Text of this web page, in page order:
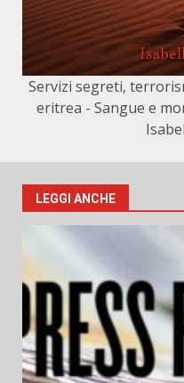
Servizi segreti,
eritrea - Sangue e
LEGGI ANCHE